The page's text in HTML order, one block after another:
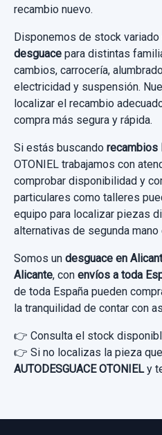
CUADRO
FORD FOCUS III 1.0
90,00 €
Sin IVA, gastos de envío no
Consultar por
recambio nuevo.
Disponemos de stock variado
desguace para distintas
cambios, carrocería,
electricidad y suspensión.
localizar el recambio
compra más segura y rápida.
Si estás buscando recambios
OTONIEL trabajamos con
comprobar disponibilidad y
particulares como talleres
equipo para localizar piezas
alternativas de segunda mano
Somos un desguace en
Alicante, con envíos a toda
de toda España pueden
la tranquilidad de contar con
👉 Consulta el stock
👉 Si no localizas la pieza
AUTODESGUACE OTONIELy